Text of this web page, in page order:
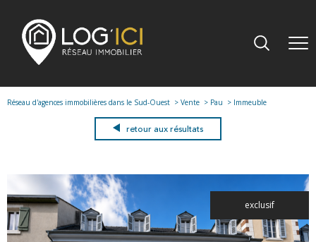
Réseau d'agences immobilières dans le Sud-Ouest Vente Pau Immeuble
retour aux résultats
exclusif